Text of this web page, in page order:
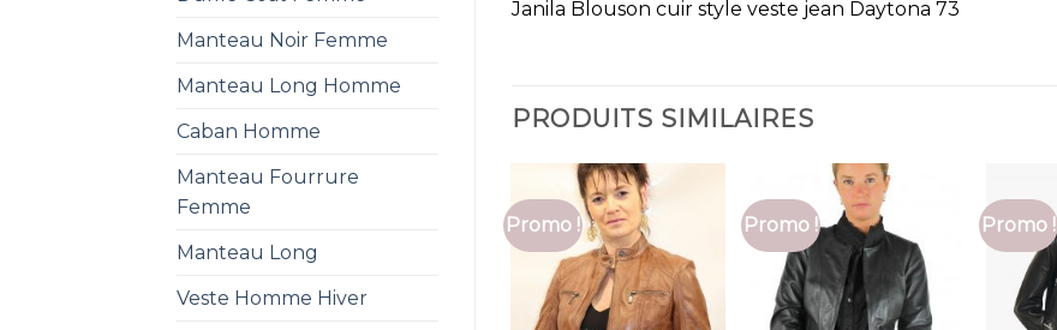
Manteau Noir Femme
Manteau Long Homme
Caban Homme
Manteau Fourrure
Femme
Manteau Long
Veste Homme Hiver
Janila Blouson cuir style veste jean Daytona 73
PRODUITS SIMILAIRES
Promo ! Promo ! Promo !